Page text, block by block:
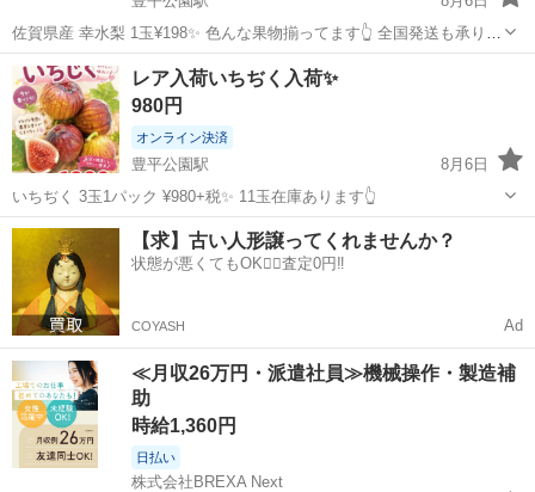
佐賀県産 幸水梨 1玉¥198✨ 色んな果物揃ってます👆 全国発送も承りま
すのでお気軽にご相談下さい☺️
北海道 札幌市 豊平公園駅 食品
レア入荷いちぢく入荷✨
980円
オンライン決済
豊平公園駅
8月6日
いちぢく 3玉1パック ¥980+税✨ 11玉在庫あります👆
北海道 札幌市 豊平公園駅 食品
【求】古い人形譲ってくれませんか？
状態が悪くてもOK🙆‍♀️査定0円‼️
COYASH Ad
≪月収26万円・派遣社員≫機械操作・製造補
助
時給1,360円
日払い
株式会社BREXA Next